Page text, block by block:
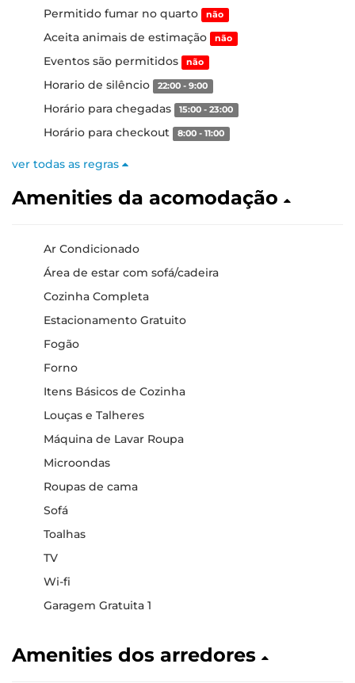
Permitido fumar no quarto não
Aceita animais de estimação não
Eventos são permitidos não
Horario de silêncio 22:00 - 9:00
Horário para chegadas 15:00 - 23:00
Horário para checkout 8:00 - 11:00
ver todas as regras
Amenities da acomodação
Ar Condicionado
Área de estar com sofá/cadeira
Cozinha Completa
Estacionamento Gratuito
Fogão
Forno
Itens Básicos de Cozinha
Louças e Talheres
Máquina de Lavar Roupa
Microondas
Roupas de cama
Sofá
Toalhas
TV
Wi-fi
Garagem Gratuita 1
Amenities dos arredores